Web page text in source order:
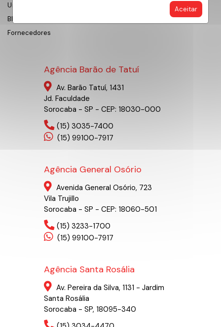
Aceitar
Universidade AE
Blog
Fornecedores
Agência Barão de Tatuí
Av. Barão Tatuí, 1431
Jd. Faculdade
Sorocaba - SP - CEP: 18030-000
(15) 3035-7400
(15) 99100-7917
Agência General Osório
Avenida General Osório, 723
Vila Trujillo
Sorocaba - SP - CEP: 18060-501
(15) 3233-1700
(15) 99100-7917
Agência Santa Rosália
Av. Pereira da Silva, 1131 - Jardim
Santa Rosália
Sorocaba - SP, 18095-340